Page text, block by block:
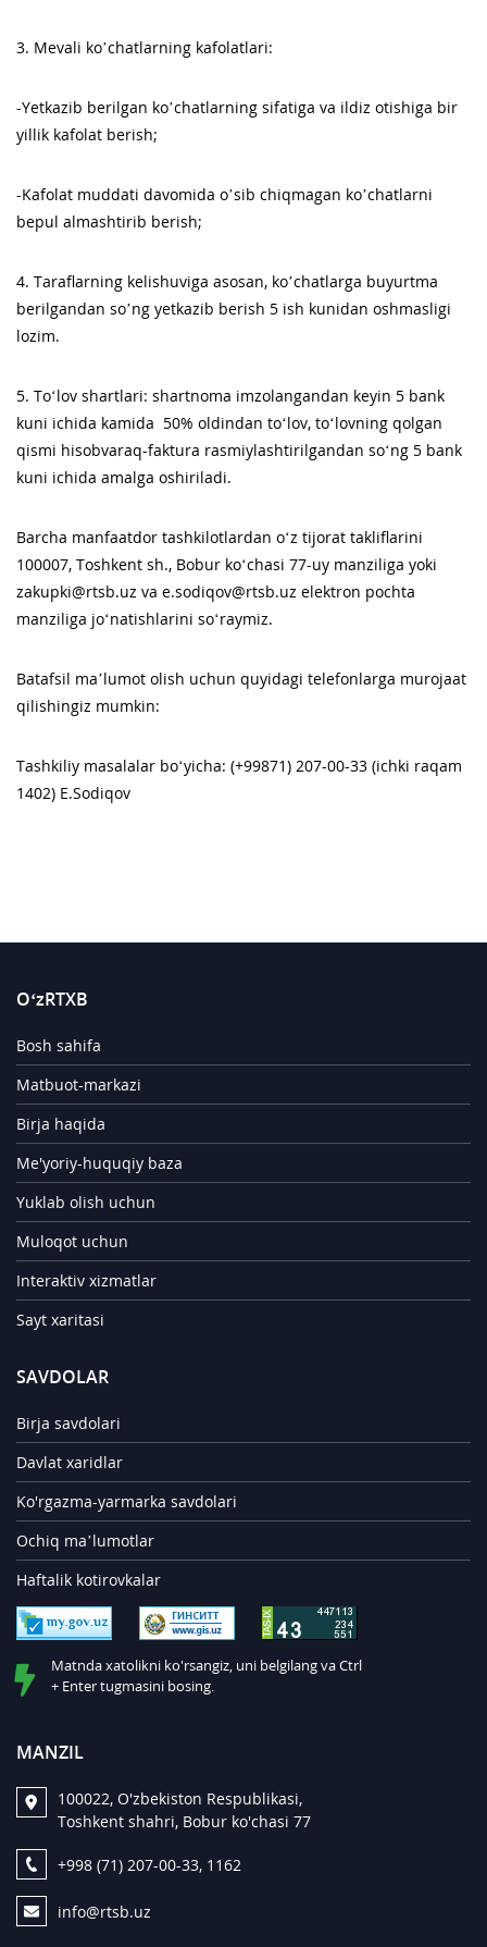
3. Mevali ko’chatlarning kafolatlari:
-Yetkazib berilgan ko’chatlarning sifatiga va ildiz otishiga bir
yillik kafolat berish;
-Kafolat muddati davomida o’sib chiqmagan ko’chatlarni
bepul almashtirib berish;
4. Taraflarning kelishuviga asosan, ko’chatlarga buyurtma
berilgandan so’ng yetkazib berish 5 ish kunidan oshmasligi
lozim.
5. To‘lov shartlari: shartnoma imzolangandan keyin 5 bank
kuni ichida kamida 50% oldindan to‘lov, to‘lovning qolgan
qismi hisobvaraq-faktura rasmiylashtirilgandan so‘ng 5 bank
kuni ichida amalga oshiriladi.
Barcha manfaatdor tashkilotlardan o‘z tijorat takliflarini
100007, Toshkent sh., Bobur ko‘chasi 77-uy manziliga yoki
zakupki@rtsb.uz va e.sodiqov@rtsb.uz elektron pochta
manziliga jo‘natishlarini so‘raymiz.
Batafsil maʼlumot olish uchun quyidagi telefonlarga murojaat
qilishingiz mumkin:
Tashkiliy masalalar bo‘yicha: (+99871) 207-00-33 (ichki raqam
1402) E.Sodiqov
O‘zRTXB
Bosh sahifa
Matbuot-markazi
Birja haqida
Me'yoriy-huquqiy baza
Yuklab olish uchun
Muloqot uchun
Interaktiv xizmatlar
Sayt xaritasi
SAVDOLAR
Birja savdolari
Davlat xaridlar
Ko'rgazma-yarmarka savdolari
Ochiq ma’lumotlar
Haftalik kotirovkalar
Matnda xatolikni ko'rsangiz, uni belgilang va Ctrl
+ Enter tugmasini bosing.
MANZIL
100022, O'zbekiston Respublikasi,
Toshkent shahri, Bobur ko'chasi 77
+998 (71) 207-00-33, 1162
info@rtsb.uz